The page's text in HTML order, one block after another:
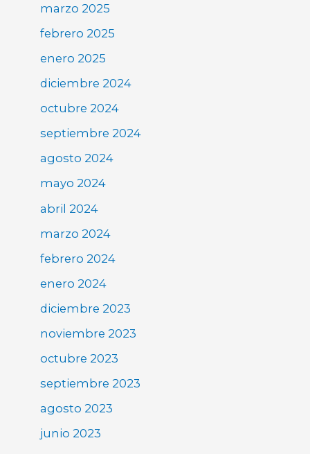
marzo 2025
febrero 2025
enero 2025
diciembre 2024
octubre 2024
septiembre 2024
agosto 2024
mayo 2024
abril 2024
marzo 2024
febrero 2024
enero 2024
diciembre 2023
noviembre 2023
octubre 2023
septiembre 2023
agosto 2023
junio 2023